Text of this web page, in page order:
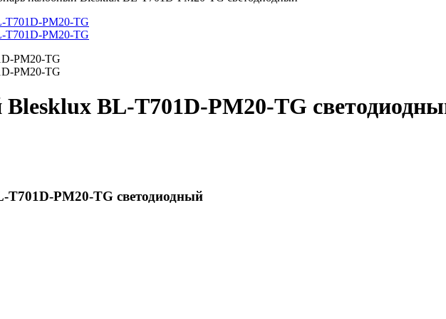
BL-T701D-PM20-TG
PM20-TG светодиодный